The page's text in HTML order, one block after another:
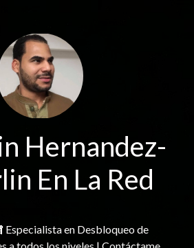
Hernandez-
En La Red
Especialista en Desbloqueo de